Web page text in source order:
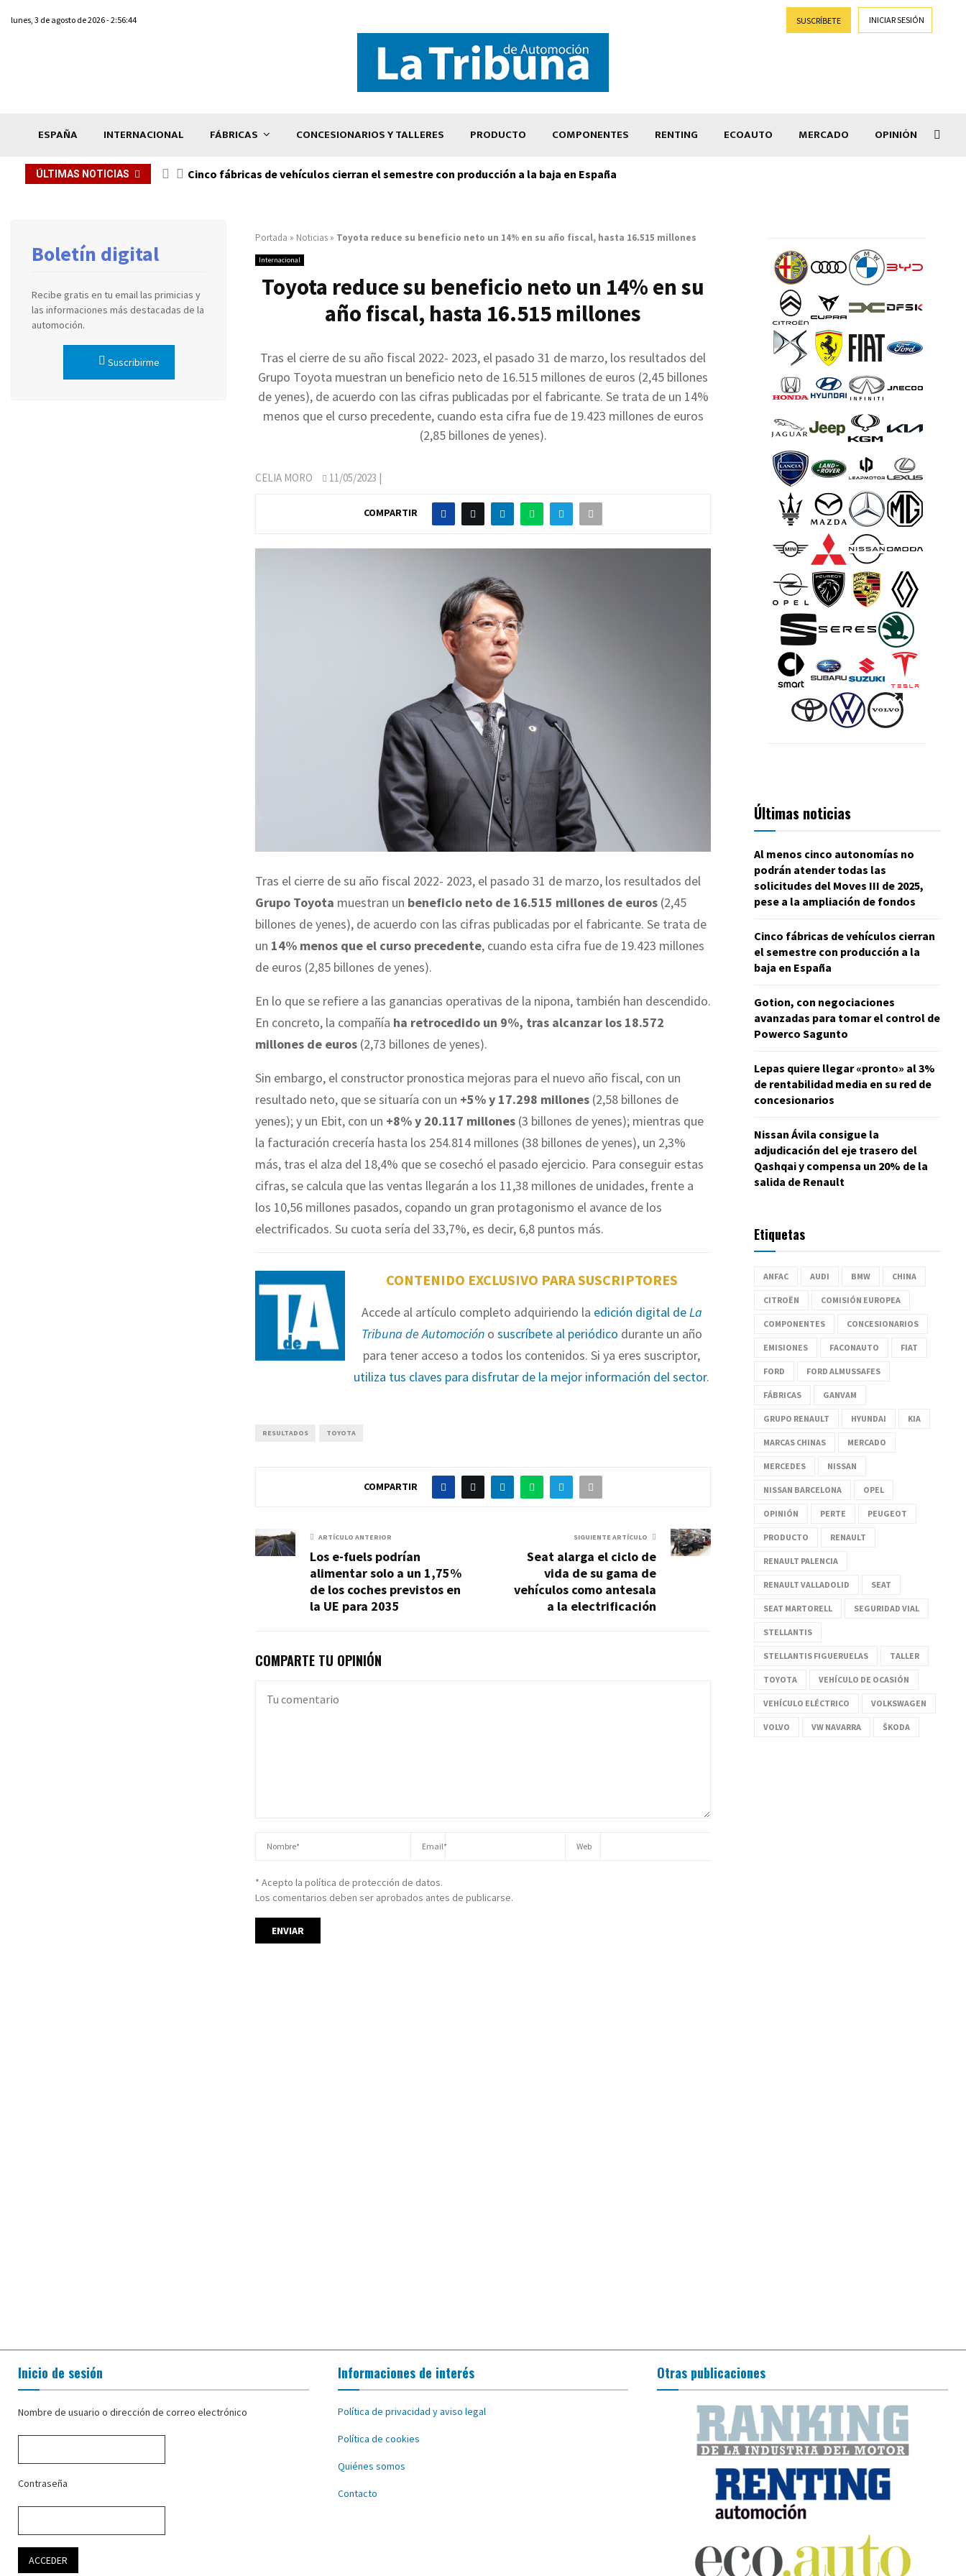
lunes, 3 de agosto de 2026 - 2:56:44 SUSCRÍBETE INICIAR SESIÓN
ESPAÑA INTERNACIONAL FÁBRICAS CONCESIONARIOS Y TALLERES PRODUCTO COMPONENTES RENTING ECOAUTO MERCADO OPINIÓN
ÚLTIMAS NOTICIAS Cinco fábricas de vehículos cierran el semestre con producción a la baja en España
Portada » Noticias » Toyota reduce su beneficio neto un 14% en su año fiscal, hasta 16.515 millones
Internacional
Toyota reduce su beneficio neto un 14% en su
año fiscal, hasta 16.515 millones
Tras el cierre de su año fiscal 2022- 2023, el pasado 31 de marzo, los resultados del
Grupo Toyota muestran un beneficio neto de 16.515 millones de euros (2,45 billones
de yenes), de acuerdo con las cifras publicadas por el fabricante. Se trata de un 14%
menos que el curso precedente, cuando esta cifra fue de 19.423 millones de euros
(2,85 billones de yenes).
CELIA MORO 11/05/2023 |
COMPARTIR
Tras el cierre de su año fiscal 2022- 2023, el pasado 31 de marzo, los resultados del
Grupo Toyota muestran un beneficio neto de 16.515 millones de euros (2,45
billones de yenes), de acuerdo con las cifras publicadas por el fabricante. Se trata de
un 14% menos que el curso precedente, cuando esta cifra fue de 19.423 millones
de euros (2,85 billones de yenes).
En lo que se refiere a las ganancias operativas de la nipona, también han descendido.
En concreto, la compañía ha retrocedido un 9%, tras alcanzar los 18.572
millones de euros (2,73 billones de yenes).
Sin embargo, el constructor pronostica mejoras para el nuevo año fiscal, con un
resultado neto, que se situaría con un +5% y 17.298 millones (2,58 billones de
yenes); y un Ebit, con un +8% y 20.117 millones (3 billones de yenes); mientras que
la facturación crecería hasta los 254.814 millones (38 billones de yenes), un 2,3%
más, tras el alza del 18,4% que se cosechó el pasado ejercicio. Para conseguir estas
cifras, se calcula que las ventas llegarán a los 11,38 millones de unidades, frente a
los 10,56 millones pasados, copando un gran protagonismo el avance de los
electrificados. Su cuota sería del 33,7%, es decir, 6,8 puntos más.
CONTENIDO EXCLUSIVO PARA SUSCRIPTORES
Accede al artículo completo adquiriendo la edición digital deLa
Tribuna de Automocióno suscríbete al periódico durante un año
para tener acceso a todos los contenidos. Si ya eres suscriptor,
utiliza tus claves para disfrutar de la mejor información del sector.
RESULTADOS TOYOTA
COMPARTIR
ARTÍCULO ANTERIOR
Los e-fuels podrían
alimentar solo a un 1,75%
de los coches previstos en
la UE para 2035
SIGUIENTE ARTÍCULO
Seat alarga el ciclo de
vida de su gama de
vehículos como antesala
a la electrificación
COMPARTE TU OPINIÓN
* Acepto la política de protección de datos.
Los comentarios deben ser aprobados antes de publicarse.
Boletín digital
Recibe gratis en tu email las primicias y
las informaciones más destacadas de la
automoción.
Suscribirme
Últimas noticias
Al menos cinco autonomías no
podrán atender todas las
solicitudes del Moves III de 2025,
pese a la ampliación de fondos
Cinco fábricas de vehículos cierran
el semestre con producción a la
baja en España
Gotion, con negociaciones
avanzadas para tomar el control de
Powerco Sagunto
Lepas quiere llegar «pronto» al 3%
de rentabilidad media en su red de
concesionarios
Nissan Ávila consigue la
adjudicación del eje trasero del
Qashqai y compensa un 20% de la
salida de Renault
Etiquetas
ANFAC AUDI BMW CHINA
CITROËN COMISIÓN EUROPEA
COMPONENTES CONCESIONARIOS
EMISIONES FACONAUTO FIAT
FORD FORD ALMUSSAFES
FÁBRICAS GANVAM
GRUPO RENAULT HYUNDAI KIA
MARCAS CHINAS MERCADO
MERCEDES NISSAN
NISSAN BARCELONA OPEL
OPINIÓN PERTE PEUGEOT
PRODUCTO RENAULT
RENAULT PALENCIA
RENAULT VALLADOLID SEAT
SEAT MARTORELL SEGURIDAD VIAL
STELLANTIS
STELLANTIS FIGUERUELAS TALLER
TOYOTA VEHÍCULO DE OCASIÓN
VEHÍCULO ELÉCTRICO VOLKSWAGEN
VOLVO VW NAVARRA ŠKODA
Inicio de sesión
Nombre de usuario o dirección de correo electrónico
Contraseña
Informaciones de interés
Política de privacidad y aviso legal
Política de cookies
Quiénes somos
Contacto
Otras publicaciones